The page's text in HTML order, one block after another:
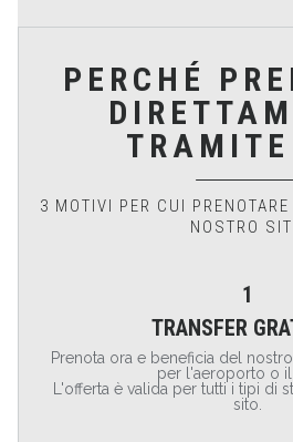
PERCHÉ
3 MOTIVI PER CUI
NOSTRO
1
TRANSFER
Prenota ora e beneficia del
per l'aeroporto o
L'offerta è valida per tutti i tipi di
sito.